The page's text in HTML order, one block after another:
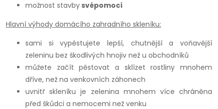
možnost stavby svépomocí
Hlavní výhody domácího zahradního skleníku:
sami si vypěstujete lepší, chutnější a voňavější
zeleninu bez škodlivých hnojiv než u obchodníků
můžete začít pěstovat a sklízet rostliny mnohem
dříve, než na venkovních záhonech
uvnitř skleníku je zelenina mnohem více chráněna
před škůdci a nemocemi než venku